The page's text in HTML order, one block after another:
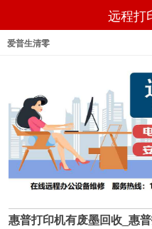
远程打
爱普生清零
惠普打印机有废墨回收_惠